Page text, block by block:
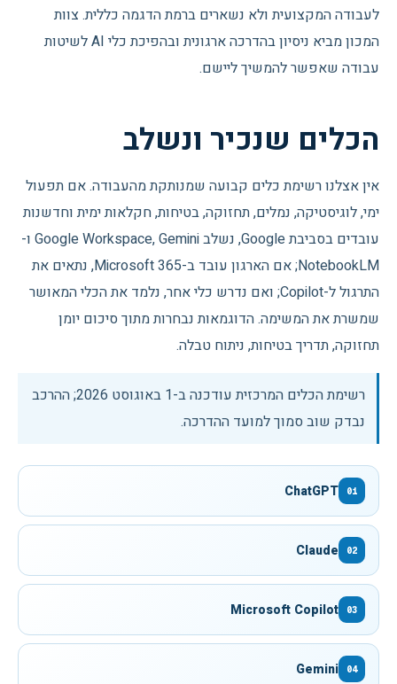
לעבודה המקצועית ולא נשארים ברמת הדגמה כללית. צוות
המכון מביא ניסיון בהדרכה ארגונית ובהפיכת כלי AI לשיטות
עבודה שאפשר להמשיך ליישם.
הכלים שנכיר ונשלב
אין אצלנו רשימת כלים קבועה שמנותקת מהעבודה. אם תפעול
ימי, לוגיסטיקה, נמלים, תחזוקה, בטיחות, חקלאות ימית וחדשנות
עובדים בסביבת Google, נשלב Google Workspace, Gemini ו-
NotebookLM; אם הארגון עובד ב-Microsoft 365, נתאים את
התרגול ל-Copilot; ואם נדרש כלי אחר, נלמד את הכלי המאושר
שמשרת את המשימה. הדוגמאות נבחרות מתוך סיכום יומן
תחזוקה, תדריך בטיחות, ניתוח טבלה.
רשימת הכלים המרכזית עודכנה ב-1 באוגוסט 2026
; ההרכב
נבדק שוב סמוך למועד ההדרכה.
01
ChatGPT
02
Claude
03
Microsoft Copilot
04
Gemini